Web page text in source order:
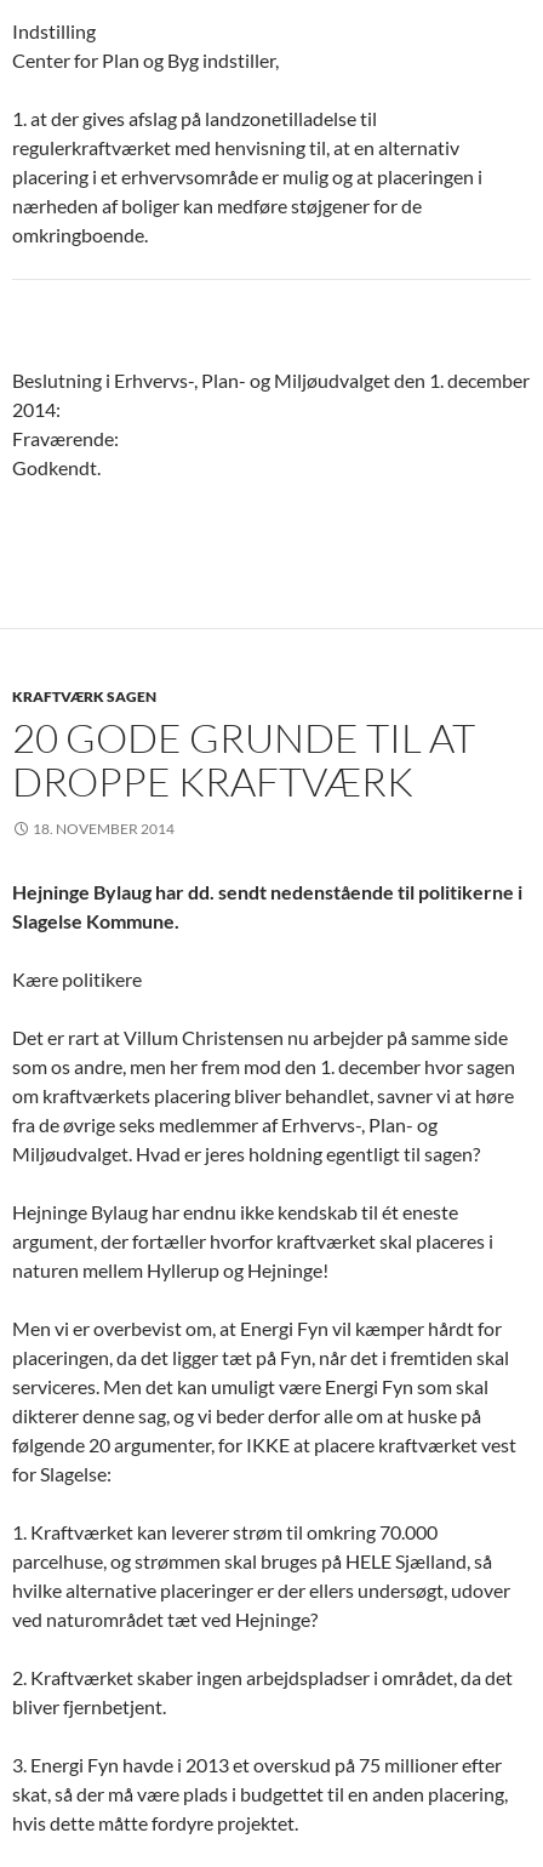
Indstilling
Center for Plan og Byg indstiller,
1. at der gives afslag på landzonetilladelse til
regulerkraftværket med henvisning til, at en alternativ
placering i et erhvervsområde er mulig og at placeringen i
nærheden af boliger kan medføre støjgener for de
omkringboende.
Beslutning i Erhvervs-, Plan- og Miljøudvalget den 1. december
2014:
Fraværende:
Godkendt.
KRAFTVÆRK SAGEN
20 GODE GRUNDE TIL AT
DROPPE KRAFTVÆRK
18. NOVEMBER 2014
Hejninge Bylaug har dd. sendt nedenstående til politikerne i
Slagelse Kommune.
Kære politikere
Det er rart at Villum Christensen nu arbejder på samme side
som os andre, men her frem mod den 1. december hvor sagen
om kraftværkets placering bliver behandlet, savner vi at høre
fra de øvrige seks medlemmer af Erhvervs-, Plan- og
Miljøudvalget. Hvad er jeres holdning egentligt til sagen?
Hejninge Bylaug har endnu ikke kendskab til ét eneste
argument, der fortæller hvorfor kraftværket skal placeres i
naturen mellem Hyllerup og Hejninge!
Men vi er overbevist om, at Energi Fyn vil kæmper hårdt for
placeringen, da det ligger tæt på Fyn, når det i fremtiden skal
serviceres. Men det kan umuligt være Energi Fyn som skal
dikterer denne sag, og vi beder derfor alle om at huske på
følgende 20 argumenter, for IKKE at placere kraftværket vest
for Slagelse:
1. Kraftværket kan leverer strøm til omkring 70.000
parcelhuse, og strømmen skal bruges på HELE Sjælland, så
hvilke alternative placeringer er der ellers undersøgt, udover
ved naturområdet tæt ved Hejninge?
2. Kraftværket skaber ingen arbejdspladser i området, da det
bliver fjernbetjent.
3. Energi Fyn havde i 2013 et overskud på 75 millioner efter
skat, så der må være plads i budgettet til en anden placering,
hvis dette måtte fordyre projektet.